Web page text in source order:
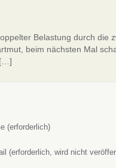
Belastung durch die
beim nächsten Mal
[…]
(erforderlich)
(erforderlich, wird nicht